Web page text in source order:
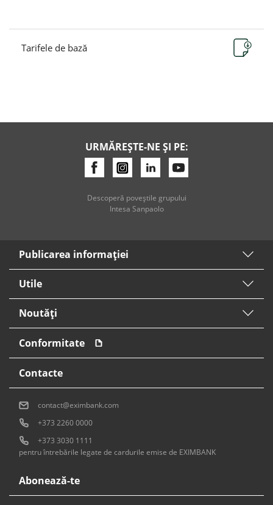
Тarifele de bază
URMĂREȘTE-NE ȘI PE:
Descoperă poveştile grupului
Intesa Sanpaolo
Publicarea informaţiei
Utile
Noutăți
Conformitate
Abonează-te
Contacte
contact@eximbank.com
+373 2260 0000
+373 3030 1111
pentru întrebările legate de cardurile emise de EXIMBANK